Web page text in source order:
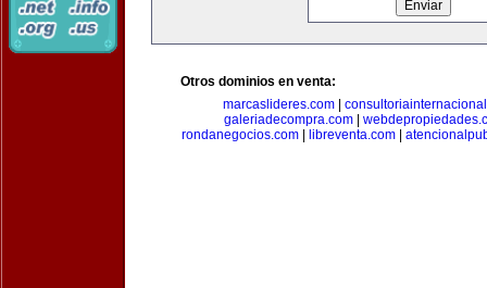
Otros dominios en venta:
marcaslideres.com
galeriadecompra.com|
rondanegocios.com
libreventa.com